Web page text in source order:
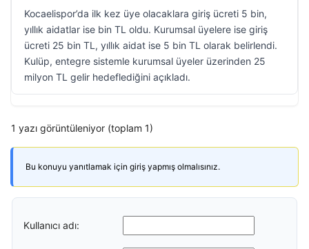
Kocaelispor’da ilk kez üye olacaklara giriş ücreti 5 bin,
yıllık aidatlar ise bin TL oldu. Kurumsal üyelere ise giriş
ücreti 25 bin TL, yıllık aidat ise 5 bin TL olarak belirlendi.
Kulüp, entegre sistemle kurumsal üyeler üzerinden 25
milyon TL gelir hedeflediğini açıkladı.
1 yazı görüntüleniyor (toplam 1)
Bu konuyu yanıtlamak için giriş yapmış olmalısınız.
Kullanıcı adı: